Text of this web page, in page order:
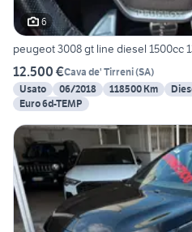
6
peugeot 3008 gt line diesel
12.500 €Cava de' Tirreni(SA)
Usato
06/2018 118500 Km
Euro 6d-TEMP